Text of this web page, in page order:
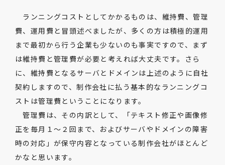
ランニングコストとしてかかるものは、維持費、管理
費、運用費と冒頭述べましたが、多くの方は積極的運用
まで最初から行う企業も少ないのも事実ですので、まず
は維持費と管理費が必要と考えれば大丈夫です。さら
に、維持費となるサーバとドメインは上述のように自社
契約しますので、制作会社に払う基本的なランニングコ
ストは管理費ということになります。
管理費は、その内訳として、「テキスト修正や画像修
正を毎月１〜２回まで、およびサーバやドメインの障害
時の対応」が保守内容となっている制作会社がほとんど
かなと思います。